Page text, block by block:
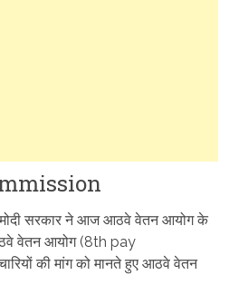
मोदी सरकार ने आज आठवे वेतन आयोग के
वेतन आयोग (8th pay
की मांग को मानते हुए आठवे वेतन